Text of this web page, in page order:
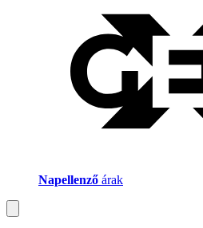
Napellenző árak